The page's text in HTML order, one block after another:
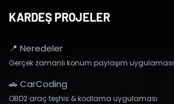
KARDEŞ PROJELER
📍 Neredeler
Gerçek zamanlı konum paylaşım uygulaması
🚗 CarCoding
OBD2 araç teşhis & kodlama uygulaması